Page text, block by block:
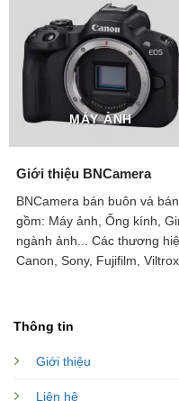
MÁY ẢNH
Giới thiệu BNCamera
BNCamera bán buôn và
gồm: Máy ảnh, Ống kính,
ngành ảnh...
Các thương
Canon, Sony, Fujifilm,
Thông tin
Giới thiệu
Liên hệ